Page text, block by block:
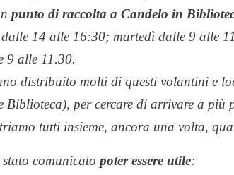
punto di raccolta a Candelo in
14 alle 16:30; martedì dalle 9 alle
9 alle 11.30.
distribuito molti di questi volantini e
per cercare di arrivare a più
tutti insieme, ancora una volta,
comunicato poter essere utile: